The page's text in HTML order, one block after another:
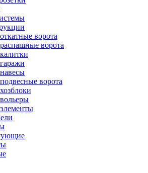
ворота
ворота
ворота